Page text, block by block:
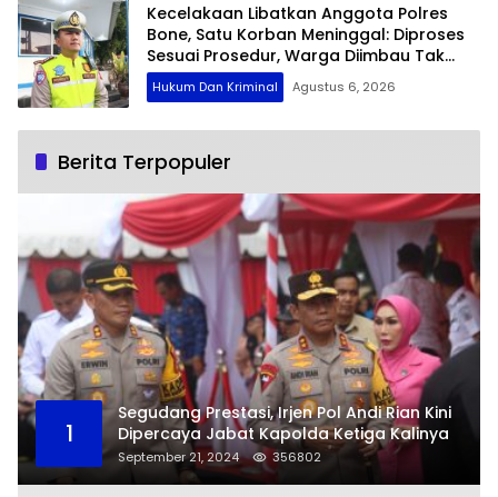
Kecelakaan Libatkan Anggota Polres
Bone, Satu Korban Meninggal: Diproses
Sesuai Prosedur, Warga Diimbau Tak
Berspekulasi
Hukum Dan Kriminal Agustus 6, 2026
Berita Terpopuler
1
Segudang Prestasi, Irjen Pol Andi Rian Kini
Dipercaya Jabat Kapolda Ketiga Kalinya
September 21, 2024 356802